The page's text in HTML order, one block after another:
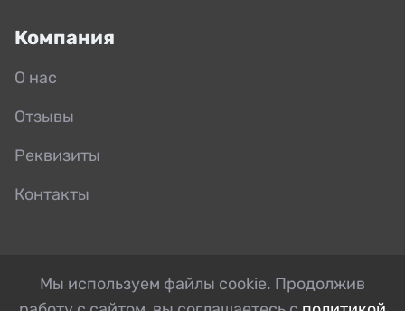
Компания
О нас
Отзывы
Реквизиты
Контакты
Мы используем файлы cookie. Продолжив